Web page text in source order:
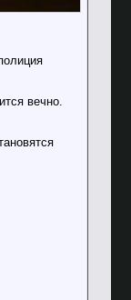
вечно.